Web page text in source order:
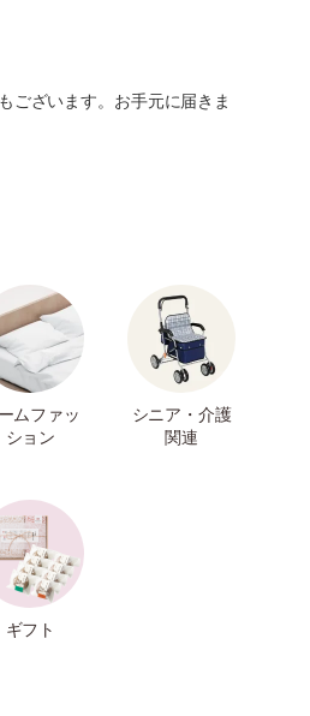
ございます。お手元に届きま
ムファッ
ション
シニア・介護
関連
ギフト